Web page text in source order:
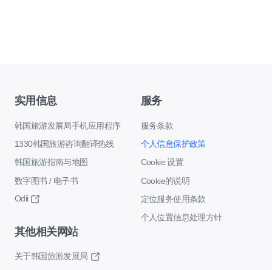
实用信息
韩国旅游发展局手机应用程序
1330韩国旅游咨询翻译热线
韩国旅游指南与地图
数字图书 / 电子书
Odii
服务
服务条款
个人信息保护政策
Cookie 设置
Cookie的说明
定位服务使用条款
个人位置信息处理方针
其他相关网站
关于韩国旅游发展局